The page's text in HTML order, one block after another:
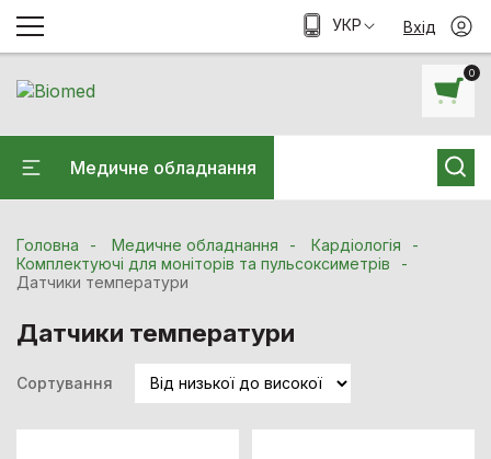
0
Медичне обладнання
УКР Вхід
Головна Медичне обладнання
Кардiологiя
Комплектуючі для моніторів та пульсоксиметрів
Датчики температури
Датчики температури
Сортування